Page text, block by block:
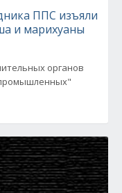
ППС изъяли
и марихуаны
органов